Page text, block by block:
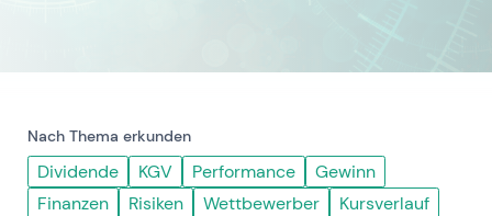
Nach Thema erkunden
Dividende KGV Performance
Gewinn
Finanzen
Risiken Wettbewerber
Kursverlauf